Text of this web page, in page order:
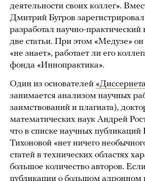
деятельности своих коллег».
Дмитрий Бугров зарегистрировал
разработал научно-практический
две статьи. При этом «Медузе» он
«не знает», работает ли его
фонда «Иннопрактика».
Один из основателей
занимается анализом научных
заимствований и плагиата),
математических наук Андрей
что в списке научных
Тихоновой «нет ничего
статей в технических областях
большое количество авторов.
публикации о большом адронном